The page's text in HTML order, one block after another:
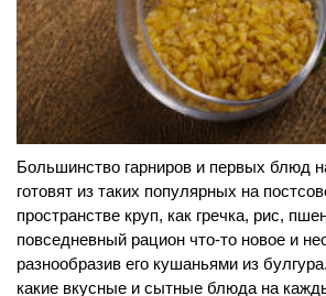
Большинство гарниров и первых блюд
готовят из таких популярных на
пространстве круп, как гречка, рис,
повседневный рацион что-то новое и
разнообразив его кушаньями из
какие вкусные и сытные блюда на